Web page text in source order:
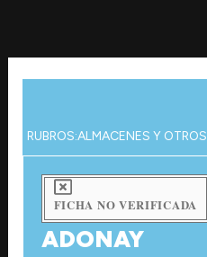
contenido
RUBROS:ALMACENES Y OTROS
FICHA NO VERIFICADA
ADONAY